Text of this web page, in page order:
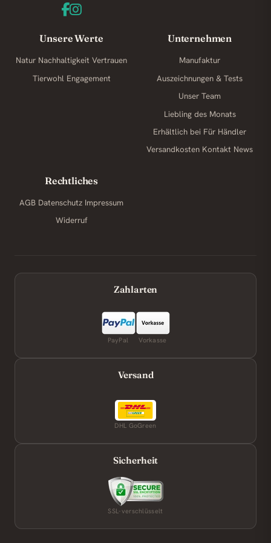
Unsere Werte
Natur Nachhaltigkeit Vertrauen
Tierwohl Engagement
Unternehmen
Manufaktur
Auszeichnungen & Tests
Unser Team
Liebling des Monats
Erhältlich bei Für Händler
Versandkosten Kontakt News
Rechtliches
AGB Datenschutz Impressum
Widerruf
Zahlarten
PayPal Vorkasse
Versand
DHL GoGreen
Sicherheit
SSL-verschlüsselt